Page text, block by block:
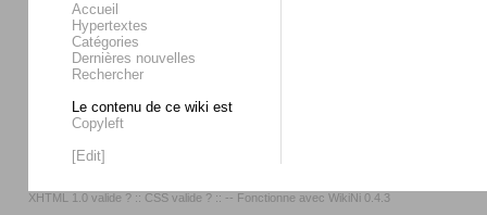
Accueil
Hypertextes
Catégories
Dernières nouvelles
Rechercher
Le contenu de ce wiki est
Copyleft
[Edit]
XHTML 1.0 valide ? :: CSS valide ? :: -- Fonctionne avec WikiNi 0.4.3